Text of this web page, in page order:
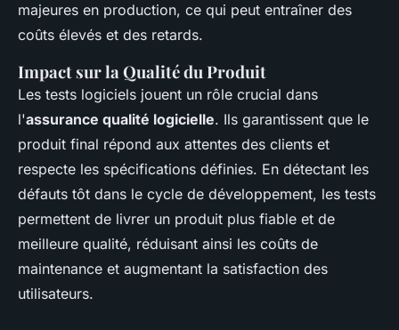
majeures en production, ce qui peut entraîner des
coûts élevés et des retards.
Impact sur la Qualité du Produit
Les tests logiciels jouent un rôle crucial dans
l'assurance qualité logicielle. Ils garantissent que le
produit final répond aux attentes des clients et
respecte les spécifications définies. En détectant les
défauts tôt dans le cycle de développement, les tests
permettent de livrer un produit plus fiable et de
meilleure qualité, réduisant ainsi les coûts de
maintenance et augmentant la satisfaction des
utilisateurs.